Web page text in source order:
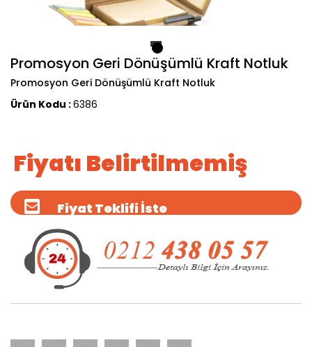
Promosyon Geri Dönüşümlü Kraft Notluk
Promosyon Geri Dönüşümlü Kraft Notluk
Ürün Kodu :6386
Fiyatı Belirtilmemiş
Fiyat Teklifi İste